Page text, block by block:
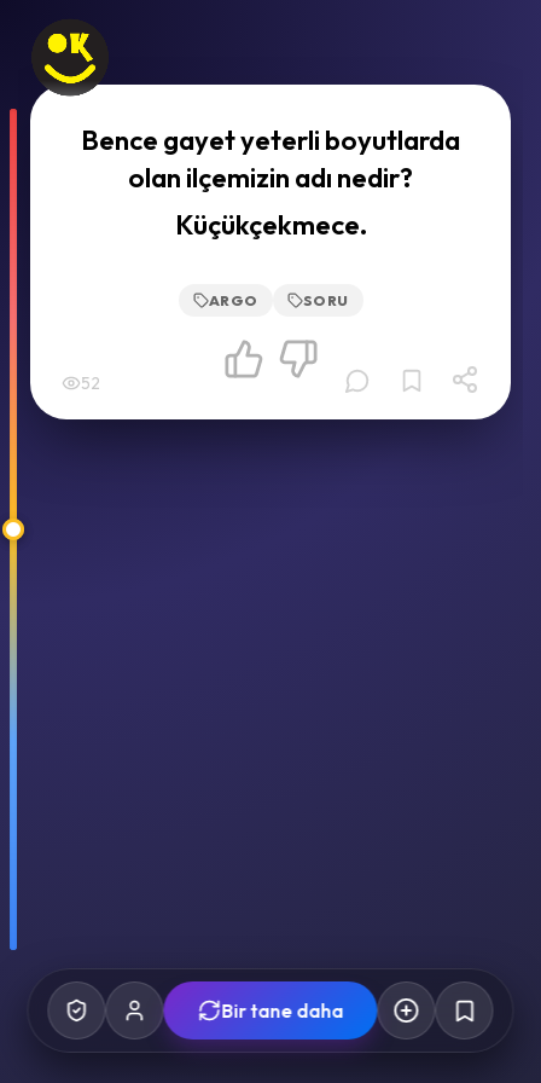
Bence gayet yeterli boyutlarda
olan ilçemizin adı nedir?
Küçükçekmece.
ARGO SORU
52
Bir tane daha